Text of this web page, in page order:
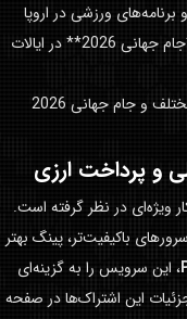
ورزشی در اروپا
پخش زنده بازی‌های **جام جهانی 2026** در ایالات
و جام جهانی 2026
و پرداخت ارزی
ویژه‌ای در نظر گرفته است.
باکیفیت‌تر، پینگ بهتر
، این سرویس را به گزینه‌ای
این اشتراک‌ها در صفحه